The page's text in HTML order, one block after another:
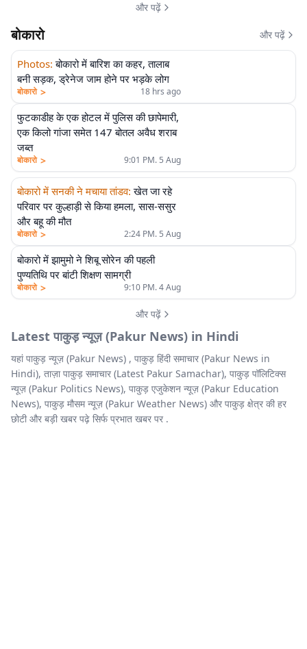
और पढ़ें
बोकारो और पढ़ें
Photos: बोकारो में बारिश का कहर, तालाब
बनी सड़क, ड्रेनेज जाम होने पर भड़के लोग
बोकारो > 18 hrs ago
फुटकाडीह के एक होटल में पुलिस की छापेमारी,
एक किलो गांजा समेत 147 बोतल अवैध शराब
जब्त
बोकारो > 9:01 PM. 5 Aug
बोकारो में सनकी ने मचाया तांडव: खेत जा रहे
परिवार पर कुल्हाड़ी से किया हमला, सास-ससुर
और बहू की मौत
बोकारो > 2:24 PM. 5 Aug
बोकारो में झामुमो ने शिबू सोरेन की पहली
पुण्यतिथि पर बांटी शिक्षण सामग्री
बोकारो > 9:10 PM. 4 Aug
और पढ़ें
Latest पाकुड़ न्यूज़ (Pakur News) in Hindi
यहां पाकुड़ न्यूज़ (Pakur News) , पाकुड़ हिंदी समाचार (Pakur News in
Hindi), ताज़ा पाकुड़ समाचार (Latest Pakur Samachar), पाकुड़ पॉलिटिक्स
न्यूज़ (Pakur Politics News), पाकुड़ एजुकेशन न्यूज़ (Pakur Education
News), पाकुड़ मौसम न्यूज़ (Pakur Weather News) और पाकुड़ क्षेत्र की हर
छोटी और बड़ी खबर पढ़े सिर्फ प्रभात खबर पर .